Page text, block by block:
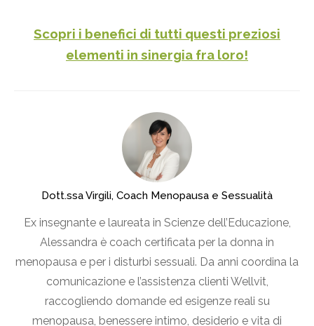
Scopri i benefici di tutti questi preziosi
elementi in sinergia fra loro!
Dott.ssa Virgili, Coach Menopausa e Sessualità
Ex insegnante e laureata in Scienze dell’Educazione,
Alessandra è coach certificata per la donna in
menopausa e per i disturbi sessuali. Da anni coordina la
comunicazione e l’assistenza clienti Wellvit,
raccogliendo domande ed esigenze reali su
menopausa, benessere intimo, desiderio e vita di